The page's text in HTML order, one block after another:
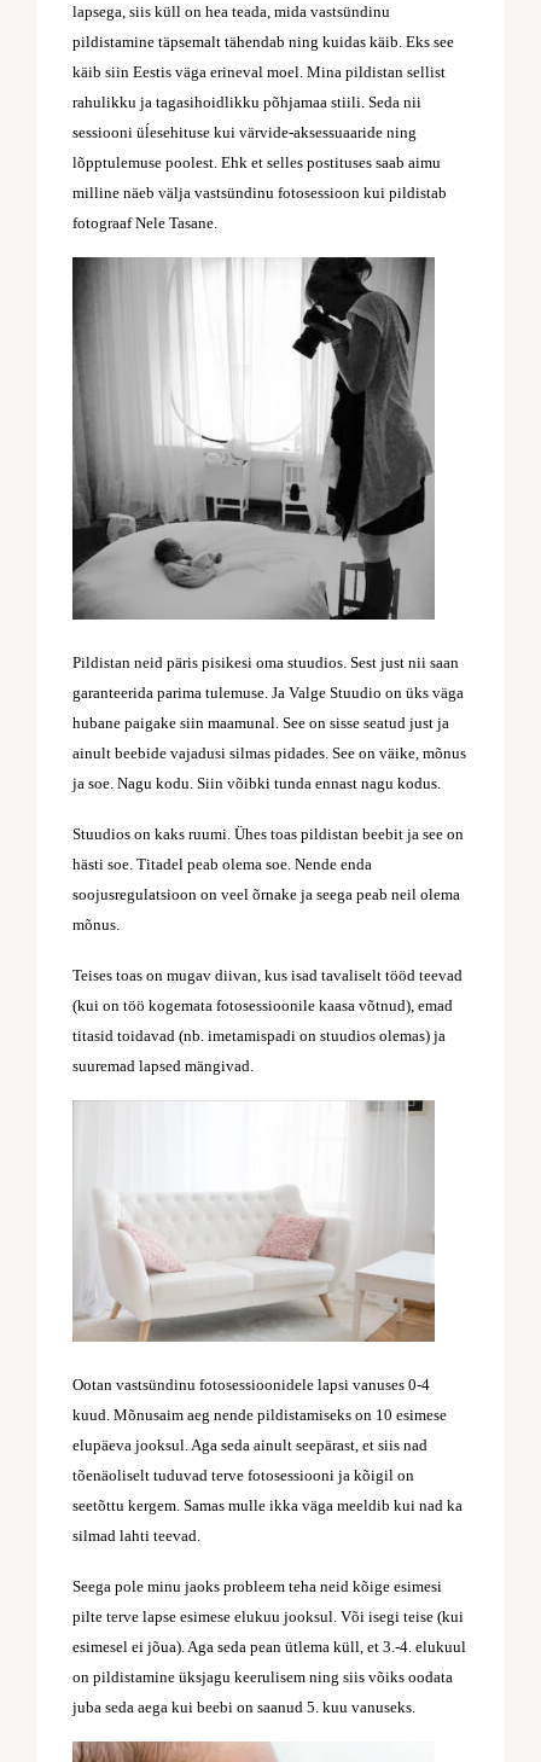
lapsega, siis küll on hea teada, mida vastsündinu
pildistamine täpsemalt tähendab ning kuidas käib. Eks see
käib siin Eestis väga erineval moel. Mina pildistan sellist
rahulikku ja tagasihoidlikku põhjamaa stiili. Seda nii
sessiooni üĺesehituse kui värvide-aksessuaaride ning
lõpptulemuse poolest. Ehk et selles postituses saab aimu
milline näeb välja vastsündinu fotosessioon kui pildistab
fotograaf Nele Tasane.
Pildistan neid päris pisikesi oma stuudios. Sest just nii saan
garanteerida parima tulemuse. Ja Valge Stuudio on üks väga
hubane paigake siin maamunal. See on sisse seatud just ja
ainult beebide vajadusi silmas pidades. See on väike, mõnus
ja soe. Nagu kodu. Siin võibki tunda ennast nagu kodus.
Stuudios on kaks ruumi. Ühes toas pildistan beebit ja see on
hästi soe. Titadel peab olema soe. Nende enda
soojusregulatsioon on veel õrnake ja seega peab neil olema
mõnus.
Teises toas on mugav diivan, kus isad tavaliselt tööd teevad
(kui on töö kogemata fotosessioonile kaasa võtnud), emad
titasid toidavad (nb. imetamispadi on stuudios olemas) ja
suuremad lapsed mängivad.
Ootan vastsündinu fotosessioonidele lapsi vanuses 0-4
kuud. Mõnusaim aeg nende pildistamiseks on 10 esimese
elupäeva jooksul. Aga seda ainult seepärast, et siis nad
tõenäoliselt tuduvad terve fotosessiooni ja kõigil on
seetõttu kergem. Samas mulle ikka väga meeldib kui nad ka
silmad lahti teevad.
Seega pole minu jaoks probleem teha neid kõige esimesi
pilte terve lapse esimese elukuu jooksul. Või isegi teise (kui
esimesel ei jõua). Aga seda pean ütlema küll, et 3.-4. elukuul
on pildistamine üksjagu keerulisem ning siis võiks oodata
juba seda aega kui beebi on saanud 5. kuu vanuseks.